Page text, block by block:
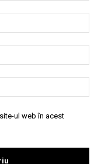
ul web în acest